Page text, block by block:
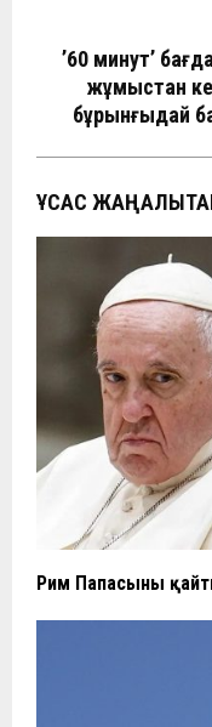
’60 минут’
жұмыстан
бұрынғыдай
ҰҚСАС
Рим Папасының